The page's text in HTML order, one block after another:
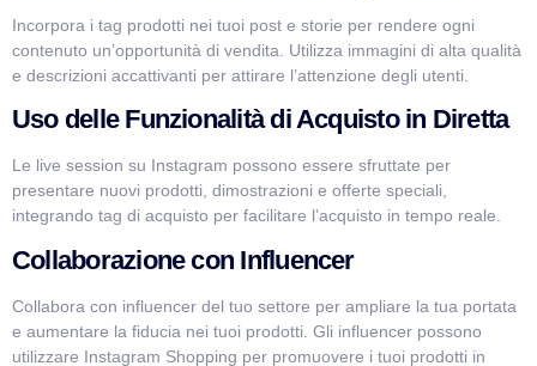
Incorpora i tag prodotti nei tuoi post e storie per rendere ogni
contenuto un’opportunità di vendita. Utilizza immagini di alta qualità
e descrizioni accattivanti per attirare l’attenzione degli utenti.
Uso delle Funzionalità di Acquisto in Diretta
Le live session su Instagram possono essere sfruttate per
presentare nuovi prodotti, dimostrazioni e offerte speciali,
integrando tag di acquisto per facilitare l’acquisto in tempo reale.
Collaborazione con Influencer
Collabora con influencer del tuo settore per ampliare la tua portata
e aumentare la fiducia nei tuoi prodotti. Gli influencer possono
utilizzare Instagram Shopping per promuovere i tuoi prodotti in